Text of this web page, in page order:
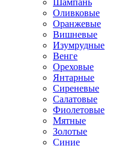
Шампань
Оливковые
Оранжевые
Вишневые
Изумрудные
Венге
Ореховые
Янтарные
Сиреневые
Салатовые
Фиолетовые
Мятные
Золотые
Синие